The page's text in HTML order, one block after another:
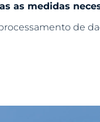
as medidas
de